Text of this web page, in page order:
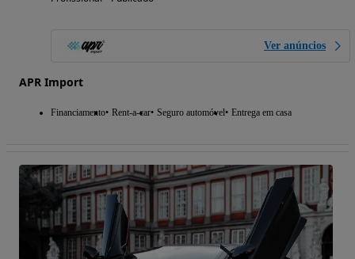
Ver anúncios
APR Import
Financiamento Rent-a-car Seguro automóvel Entrega em casa